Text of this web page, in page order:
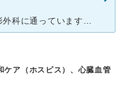
普段は義母の付き添いで月一で内科と整形外科に通っています。内科は予約がとれるが整形外科は予約できませんが、同じ日に受診するようにしているので、その辺は配慮してもらえます。朝一で行くので何時も高齢者の方
ケア（ホスピス）、心臓血管